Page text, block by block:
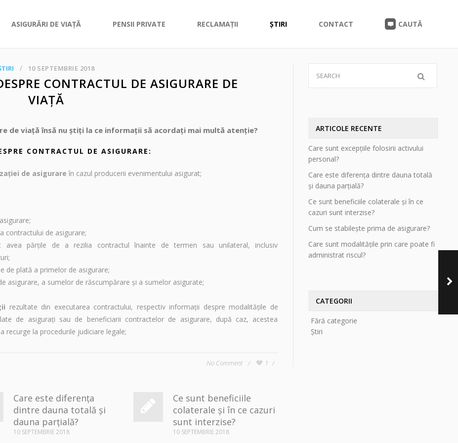
ASIGURĂRI DE VIAȚĂ PENSII PRIVATE RECLAMAȚII ȘTIRI CONTACT CAUTĂ
10 SEPTEMBRIE 2018
CONTRACTUL DE ASIGURARE DE
VIAȚĂ
de viață însă nu știți la ce informații să acordați mai multă atenție?
CONTRACTUL DE ASIGURARE:
de asigurare în cazul producerii evenimentului asigurat;
contractului de asigurare;
părţile de a rezilia contractul înainte de termen sau unilateral, inclusiv
de plată a primelor de asigurare;
asigurare, a sumelor de răscumpărare şi a sumelor asigurate;
rezultate din executarea contractului, respectiv informaţii despre modalităţile de
de asiguraţi sau de beneficiarii contractelor de asigurare, după caz, acestea
recurge la procedurile judiciare legale;
No Comment 1
Care este diferența
dintre dauna totală și
dauna parțială?
10 SEPTEMBRIE 2018
Ce sunt beneficiile
colaterale și în ce cazuri
sunt interzise?
10 SEPTEMBRIE 2018
ARTICOLE RECENTE
Care sunt excepțiile folosirii activului
personal?
Care este diferența dintre dauna totală
și dauna parțială?
Ce sunt beneficiile colaterale și în ce
cazuri sunt interzise?
Cum se stabilește prima de asigurare?
Care sunt modalitățile prin care poate fi
administrat riscul?
CATEGORII
Fără categorie
Știri